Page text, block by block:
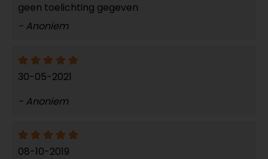
geen toelichting gegeven
- Anoniem
30-05-2021
- Anoniem
08-10-2019